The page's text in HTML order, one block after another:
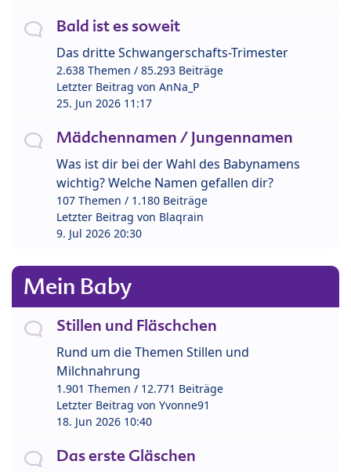
Bald ist es soweit
Das dritte Schwangerschafts-Trimester
2.638 Themen / 85.293 Beiträge
Letzter Beitrag von AnNa_P
25. Jun 2026 11:17
Mädchennamen / Jungennamen
Was ist dir bei der Wahl des Babynamens
wichtig? Welche Namen gefallen dir?
107 Themen / 1.180 Beiträge
Letzter Beitrag von Blaqrain
9. Jul 2026 20:30
Mein Baby
Stillen und Fläschchen
Rund um die Themen Stillen und
Milchnahrung
1.901 Themen / 12.771 Beiträge
Letzter Beitrag von Yvonne91
18. Jun 2026 10:40
Das erste Gläschen